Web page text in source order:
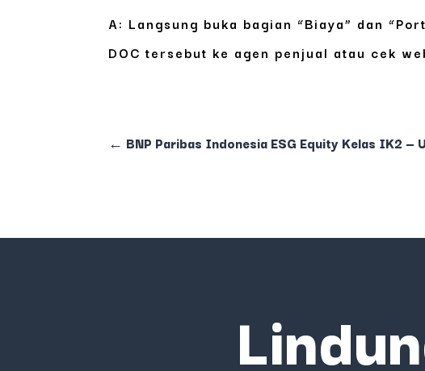
A: Langsung buka bagian “Biaya” dan
DOC tersebut ke agen penjual atau cek
← BNP Paribas Indonesia ESG Equity Kelas IK2